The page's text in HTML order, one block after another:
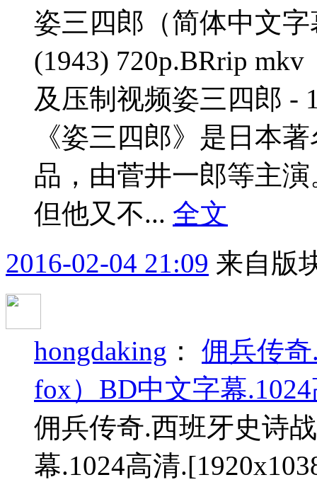
姿三四郎（简体中文
(1943) 720p.BRrip
及压制视频姿三四郎 -
《姿三四郎》是日本
品，由菅井一郎等主
但他又不... 全文
2016-02-04 21:09 来自版
hongdaking ： 佣兵传
fox）BD中文字幕
佣兵传奇.西班牙史诗
幕.1024高清